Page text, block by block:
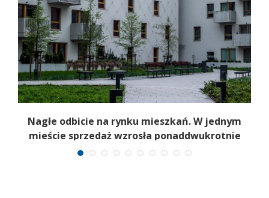
Nagłe odbicie na rynku mieszkań. W jednym
mieście sprzedaż wzrosła ponaddwukrotnie